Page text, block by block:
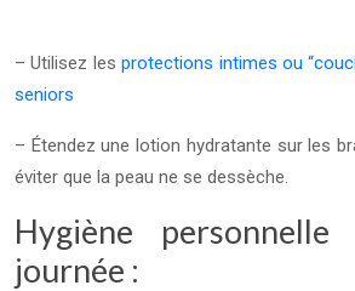
– Utilisez lesprotections intimes ou
seniors
– Étendez une lotion hydratante sur les
éviter que la peau ne se dessèche.
Hygiène
journée :